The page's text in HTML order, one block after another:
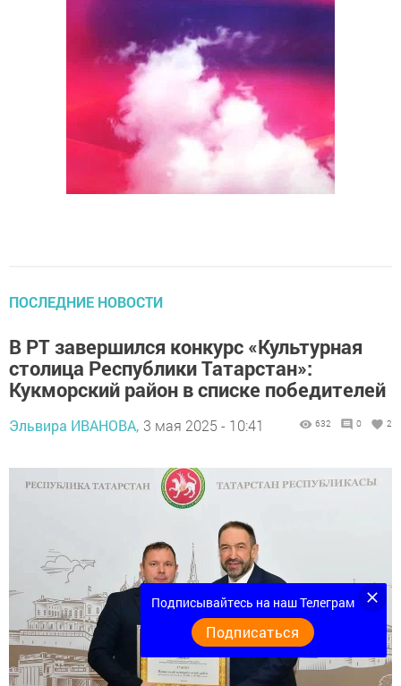
ПОСЛЕДНИЕ НОВОСТИ
В РТ завершился конкурс «Культурная
столица Республики Татарстан»:
Кукморский район в списке победителей
Эльвира ИВАНОВА, 3 мая 2025 - 10:41 632 0 2
Подписывайтесь на наш Телеграм
Подписаться